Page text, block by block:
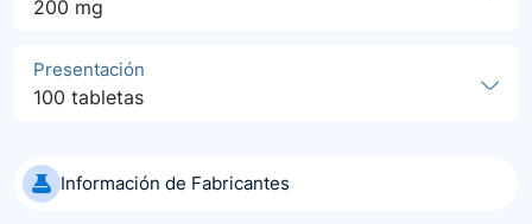
200 mg
Presentación
100 tabletas
Información de Fabricantes